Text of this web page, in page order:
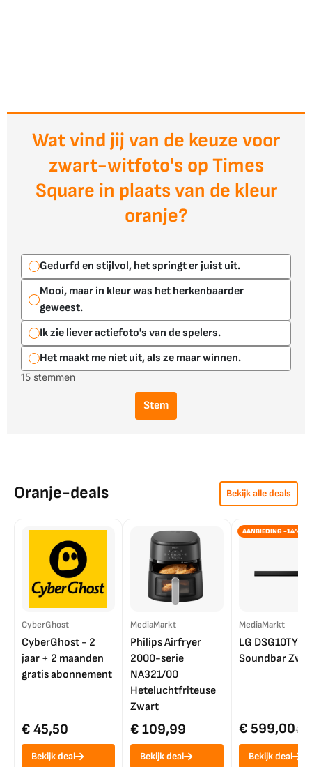
Wat vind jij van de keuze voor
zwart-witfoto's op Times
Square in plaats van de kleur
oranje?
Gedurfd en stijlvol, het springt er juist uit.
Mooi, maar in kleur was het herkenbaarder
geweest.
Ik zie liever actiefoto's van de spelers.
Het maakt me niet uit, als ze maar winnen.
15 stemmen
Stem
Oranje-deals Bekijk alle deals
CyberGhost
CyberGhost - 2
jaar + 2 maanden
gratis abonnement
€ 45,50
Bekijk deal
MediaMarkt
Philips Airfryer
2000-serie
NA321/00
Heteluchtfriteuse
Zwart
€ 109,99
Bekijk deal
AANBIEDING -14%
MediaMarkt
LG DSG10TY
Soundbar
€ 599,00€
Bekijk deal